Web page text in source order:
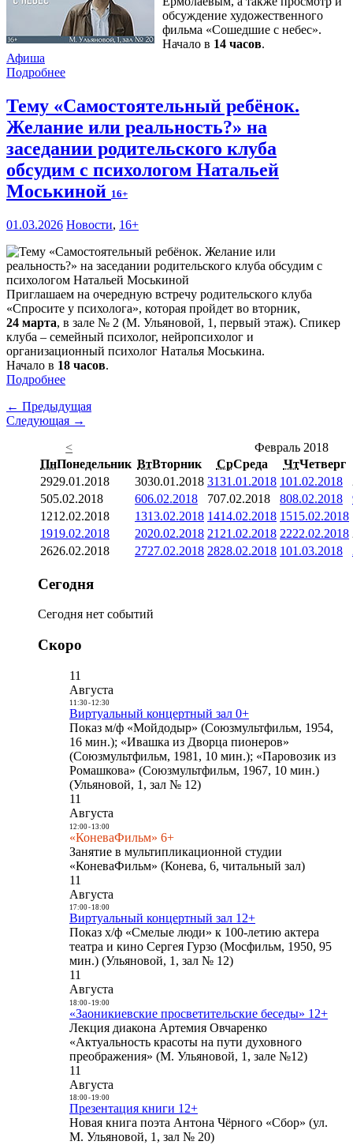
обсуждение художественного
фильма «Сошедшие с небес».
Начало в 14 часов.
Афиша
Подробнее
Тему «Самостоятельный ребёнок.
Желание или реальность?» на
заседании родительского клуба
обсудим с психологом Натальей
Моськиной 16+
01.03.2026 Новости, 16+
Приглашаем на очередную встречу родительского клуба
«Спросите у психолога», которая пройдет во вторник,
24 марта, в зале № 2 (М. Ульяновой, 1, первый этаж). Спикер
клуба – семейный психолог, нейропсихолог и
организационный психолог Наталья Моськина.
Начало в 18 часов.
Подробнее
← Предыдущая
Следующая →
<
Февраль 2018
ПнПонедельник ВтВторник СрСреда ЧтЧетверг
2929.01.2018 3030.01.2018 3131.01.2018 101.02.2018
505.02.2018 606.02.2018 707.02.2018 808.02.2018
1212.02.2018 1313.02.2018 1414.02.2018 1515.02.2018
1919.02.2018 2020.02.2018 21 21.02.2018 2222.02.2018
2626.02.2018 2727.02.2018 2828.02.2018 101.03.2018
Сегодня
Сегодня нет событий
Скоро
11
Августа
11:30- 12:30
Виртуальный концертный зал 0+
Показ м/ф «Мойдодыр» (Союзмультфильм, 1954,
16 мин.); «Ивашка из Дворца пионеров»
(Союзмультфильм, 1981, 10 мин.); «Паровозик из
Ромашкова» (Союзмультфильм, 1967, 10 мин.)
(Ульяновой, 1, зал № 12)
11
Августа
12:00- 13:00
«КоневаФильм» 6+
Занятие в мультипликационной студии
«КоневаФильм» (Конева, 6, читальный зал)
11
Августа
17:00- 18:00
Виртуальный концертный зал 12+
Показ х/ф «Смелые люди» к 100-летию актера
театра и кино Сергея Гурзо (Мосфильм, 1950, 95
мин.) (Ульяновой, 1, зал № 12)
11
Августа
18:00- 19:00
«Заоникиевские просветительские беседы» 12+
Лекция диакона Артемия Овчаренко
«Актуальность красоты на пути духовного
преображения» (М. Ульяновой, 1, зале №12)
11
Августа
18:00- 19:00
Презентация книги 12+
Новая книга поэта Антона Чёрного «Сбор» (ул.
М. Ульяновой, 1, зал № 20)